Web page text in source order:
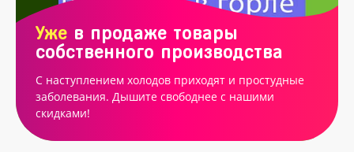
Уже в продаже товары
собственного производства
С наступлением холодов приходят и простудные
заболевания. Дышите свободнее с нашими
скидками!